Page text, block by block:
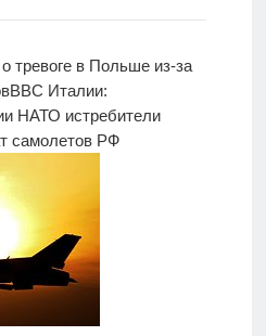
тревоге в Польше из-за
ВВС Италии:
НАТО истребители
самолетов РФ